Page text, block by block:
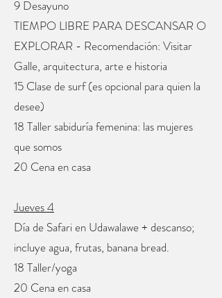
9 Desayuno
TIEMPO LIBRE PARA DESCANSAR O
EXPLORAR - Recomendación: Visitar
Galle, arquitectura, arte e historia
15 Clase de surf (es opcional para quien la
desee)
18 Taller sabiduría femenina: las mujeres
que somos
20 Cena en casa
Jueves 4
Día de Safari en Udawalawe + descanso;
incluye agua, frutas, banana bread.
18 Taller/yoga
20 Cena en casa